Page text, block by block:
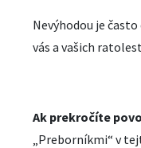
Nevýhodou je
vás a vašich
Ak prekročíte
„Preborníkmi“ v